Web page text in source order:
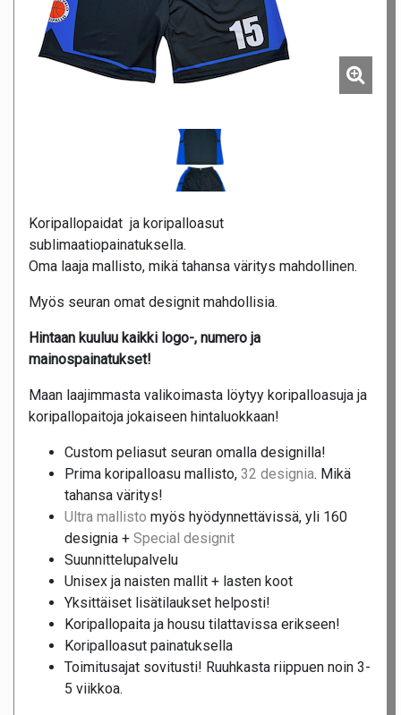
Koripallopaidat ja koripalloasut
sublimaatiopainatuksella.
Oma laaja mallisto, mikä tahansa väritys mahdollinen.
Myös seuran omat designit mahdollisia.
Hintaan kuuluu kaikki logo-, numero ja
mainospainatukset!
Maan laajimmasta valikoimasta löytyy koripalloasuja ja
koripallopaitoja jokaiseen hintaluokkaan!
Custom peliasut seuran omalla designilla!
Prima koripalloasu mallisto, 32 designia. Mikä
tahansa väritys!
Ultra mallisto myös hyödynnettävissä, yli 160
designia + Special designit
Suunnittelupalvelu
Unisex ja naisten mallit + lasten koot
Yksittäiset lisätilaukset helposti!
Koripallopaita ja housu tilattavissa erikseen!
Koripalloasut painatuksella
Toimitusajat sovitusti! Ruuhkasta riippuen noin 3-
5 viikkoa.